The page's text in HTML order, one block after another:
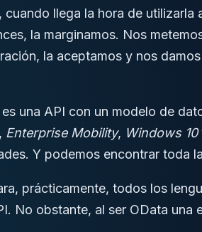
cuando llega la hora de
la marginamos. Nos
la aceptamos y nos
es una API con un modelo de
Enterprise Mobility, Windows 10
Y podemos encontrar toda
prácticamente, todos los
No obstante, al ser OData una